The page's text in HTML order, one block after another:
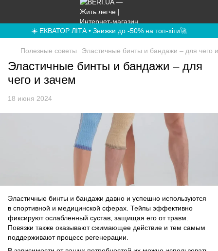
☀️ ЕКВАТОР ЛІТА • Знижки до -50% на топ-хіти🚀
Полезные советы Эластичные бинты и бандажи – для чего
Эластичные бинты и бандажи – для
чего и зачем
18 июня 2024
Эластичные бинты и бандажи давно и успешно используются
в спортивной и медицинской сферах. Тейпы эффективно
фиксируют ослабленный сустав, защищая его от травм.
Повязки также оказывают сжимающее действие и тем самым
поддерживают процесс регенерации.